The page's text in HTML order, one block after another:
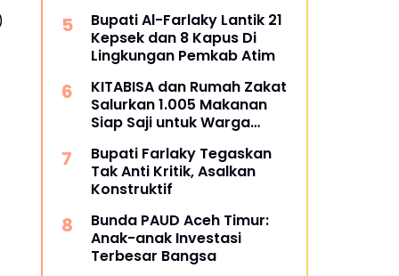
Bupati Al-Farlaky Lantik 21
Kepsek dan 8 Kapus Di
Lingkungan Pemkab Atim
KITABISA dan Rumah Zakat
Salurkan 1.005 Makanan
Siap Saji untuk Warga
Bupati Farlaky Tegaskan
Tak Anti Kritik, Asalkan
Konstruktif
Bunda PAUD Aceh Timur:
Anak-anak Investasi
Terbesar Bangsa